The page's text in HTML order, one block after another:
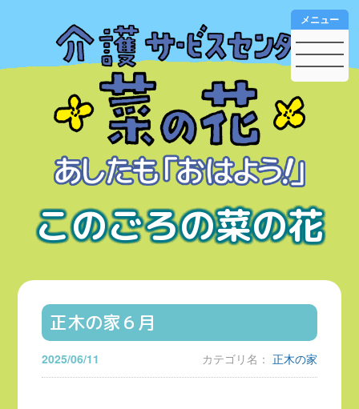
このごろの菜の花
メニュー
正木の家６月
2025/06/11 カテゴリ名： 正木の家